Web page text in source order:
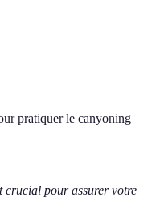
pratiquer le canyoning
pour assurer votre